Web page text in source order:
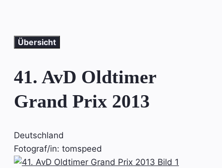
Übersicht
41. AvD Oldtimer
Grand Prix 2013
Deutschland
Fotograf/in: tomspeed